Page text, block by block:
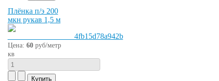
Плёнка п/э 200
мкн рукав 1,5 м
Цена: 60руб/метр
кв